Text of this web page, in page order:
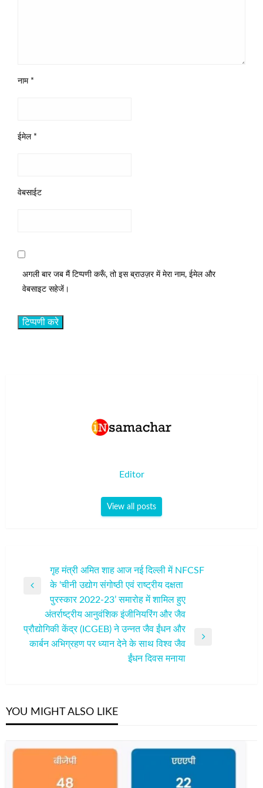
नाम *
ईमेल *
वेबसाईट
अगली बार जब मैं टिप्पणी करूँ, तो इस ब्राउज़र में मेरा नाम, ईमेल और
वेबसाइट सहेजें।
Editor
View all posts
नेविगेशन
गृह मंत्री अमित शाह आज नई दिल्ली में NFCSF
के ‘चीनी उद्योग संगोष्ठी एवं राष्ट्रीय दक्षता
पुरस्कार 2022-23’ समारोह में शामिल हुए
Next
अंतर्राष्ट्रीय आनुवंशिक इंजीनियरिंग और जैव
प्रौद्योगिकी केंद्र (ICGEB) ने उन्नत जैव ईंधन और
कार्बन अभिग्रहण पर ध्यान देने के साथ विश्व जैव
ईंधन दिवस मनाया
YOU MIGHT ALSO LIKE